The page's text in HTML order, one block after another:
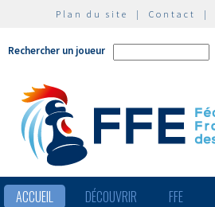
Plan du site | Contact |
Rechercher un joueur
ACCUEIL DÉCOUVRIR FFE